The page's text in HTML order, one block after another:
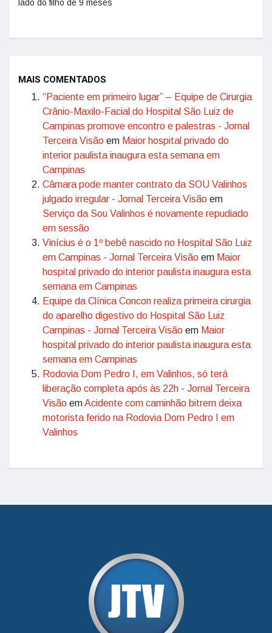
lado do filho de 9 meses
MAIS COMENTADOS
“Paciente em primeiro lugar” – Equipe de Cirurgia
Crânio-Maxilo-Facial do Hospital São Luiz de
Campinas promove encontro e palestras - Jornal
Terceira Visão em Maior hospital privado do
interior paulista inaugura esta semana em
Campinas
Câmara pode manter contrato da SOU Valinhos
julgado irregular - Jornal Terceira Visão em
Serviço da Sou Valinhos é novamente repudiado
em sessão
Vinícius é o 1º bebê nascido no Hospital São Luiz
em Campinas - Jornal Terceira Visão em Maior
hospital privado do interior paulista inaugura esta
semana em Campinas
Equipe da Clínica Concon realiza primeira cirurgia
do aparelho digestivo do Hospital São Luiz
Campinas - Jornal Terceira Visão em Maior
hospital privado do interior paulista inaugura esta
semana em Campinas
Rodovia Dom Pedro I, em Valinhos, só terá
liberação completa após às 22h - Jornal Terceira
Visão emAcidente com caminhão bitrem deixa
motorista ferido na Rodovia Dom Pedro I em
Valinhos